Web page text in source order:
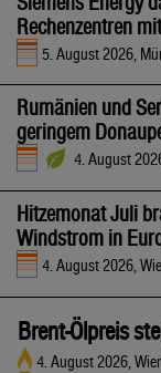
Rechenzentren
5. August 2026,
Rumänien und
geringem
4. August
Hitzemonat Juli
Windstrom in
4. August 2026,
Brent-Ölpreis
4. August 2026,